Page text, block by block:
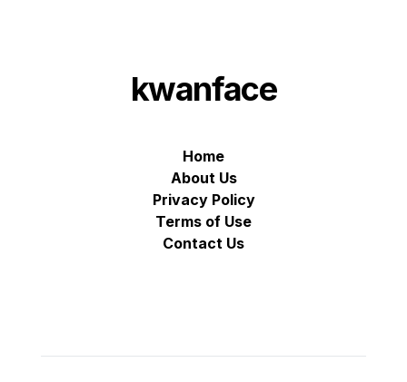
kwanface
Home
About Us
Privacy Policy
Terms of Use
Contact Us